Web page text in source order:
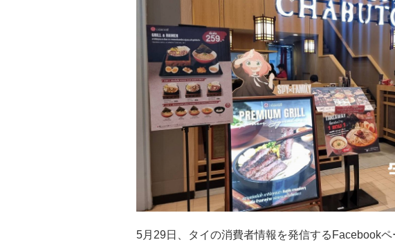
5月29日、タイの消費者情報を発信するFacebook